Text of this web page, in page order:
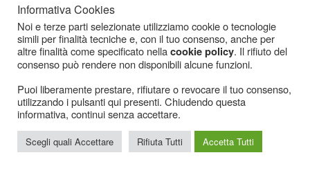
Icarius.com Copyright © 2000 - 2022 |Privacy Policy|Cookies Policy| Consenso
Cookies
Informativa Cookies
Noi e terze parti selezionate utilizziamo cookie o tecnologie
simili per finalità tecniche e, con il tuo consenso, anche per
altre finalità come specificato nellacookie policy. Il rifiuto del
consenso può rendere non disponibili alcune funzioni.
Puoi liberamente prestare, rifiutare o revocare il tuo consenso,
utilizzando i pulsanti qui presenti. Chiudendo questa
informativa, continui senza accettare.
Scegli quali Accettare Rifiuta Tutti Accetta Tutti